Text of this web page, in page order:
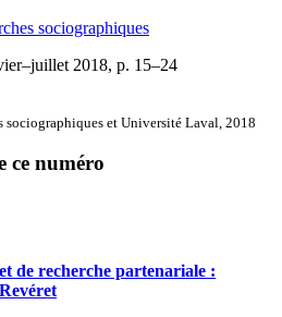
sociographiques
2018, p. 15–24
sociographiques et Université Laval, 2018
ce numéro
de recherche partenariale :